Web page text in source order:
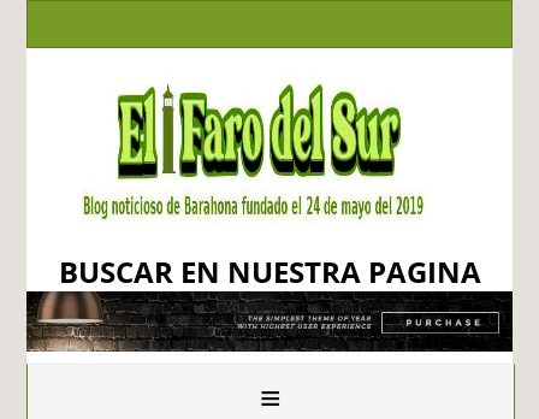
BUSCAR EN NUESTRA PAGINA
≡